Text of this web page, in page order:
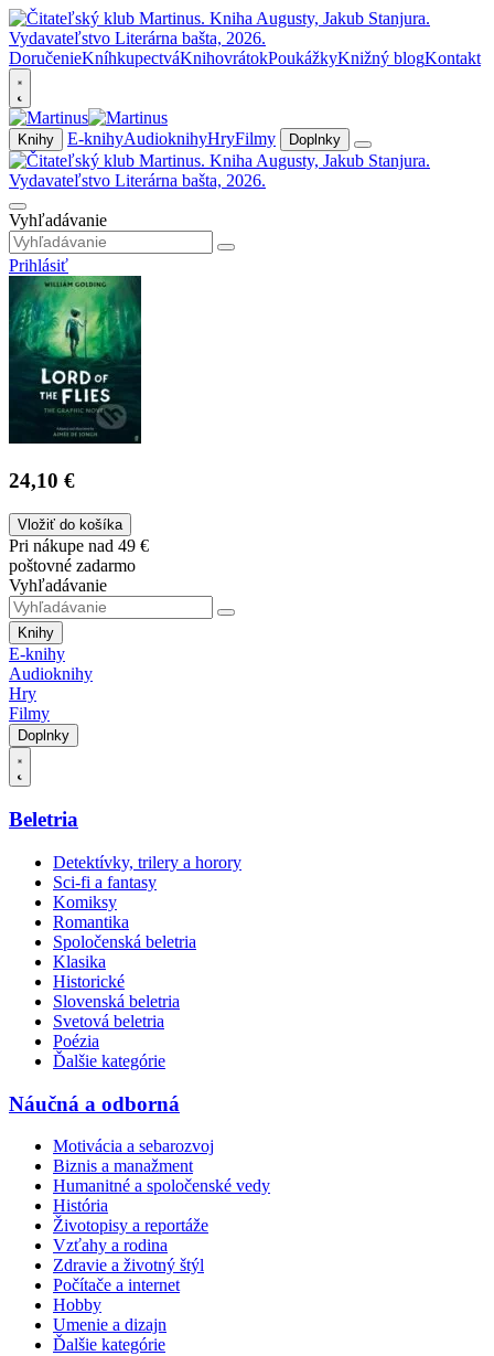
DoručenieKníhkupectváKnihovrátokPoukážkyKnižný blogKontakt
Knihy E-knihyAudioknihyHryFilmy Doplnky
Vyhľadávanie
Prihlásiť
24,10 €
Vložiť do košíka
Pri nákupe nad 49 €
poštovné zadarmo
Vyhľadávanie
Knihy
E-knihy
Audioknihy
Hry
Filmy
Doplnky
Beletria
Detektívky, trilery a horory
Sci-fi a fantasy
Komiksy
Romantika
Spoločenská beletria
Klasika
Historické
Slovenská beletria
Svetová beletria
Poézia
Ďalšie kategórie
Náučná a odborná
Motivácia a sebarozvoj
Biznis a manažment
Humanitné a spoločenské vedy
História
Životopisy a reportáže
Vzťahy a rodina
Zdravie a životný štýl
Počítače a internet
Hobby
Umenie a dizajn
Ďalšie kategórie